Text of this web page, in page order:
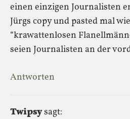
einen einzigen Journalisten
Jürgs copy und pasted mal
“krawattenlosen
seien Journalisten an der
Antworten
Twipsysagt: